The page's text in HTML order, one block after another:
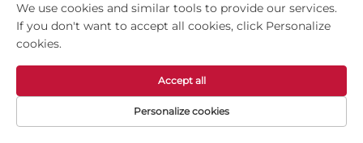
We use cookies and similar tools to provide our services.
If you don't want to accept all cookies, click Personalize
cookies.
Personalize cookies
Accept all